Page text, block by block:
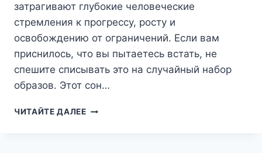
затрагивают глубокие человеческие
стремления к прогрессу, росту и
освобождению от ограничений. Если вам
приснилось, что вы пытаетесь встать, не
спешите списывать это на случайный набор
образов. Этот сон…
ЧИТАЙТЕ ДАЛЕЕСОН